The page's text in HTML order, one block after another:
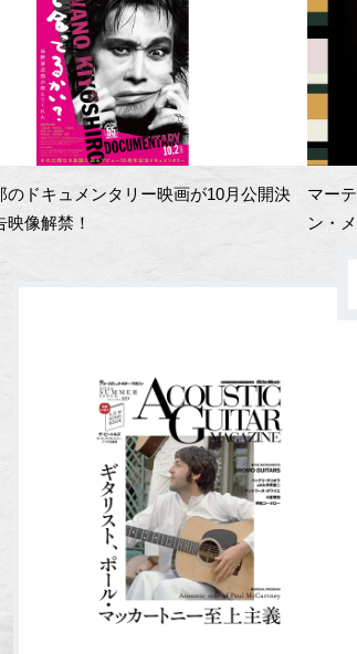
のドキュメンタリー映画が10月公開決
像解禁！
マー
ン・